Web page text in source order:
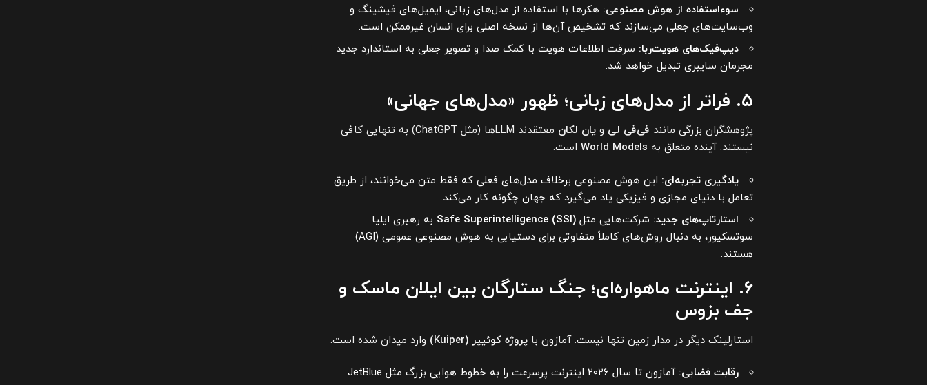
سوءاستفاده از هوش مصنوعی: هکرها با استفاده از مدل‌های زبانی، ایمیل‌های فیشینگ و
وب‌سایت‌های جعلی می‌سازند که تشخیص آن‌ها از نسخه اصلی برای انسان غیرممکن است.
دیپ‌فیک‌های هویت‌ربا: سرقت اطلاعات هویت با کمک صدا و تصویر جعلی به استاندارد جدید
مجرمان سایبری تبدیل خواهد شد.
۵. فراتر از مدل‌های زبانی؛ ظهور «مدل‌های جهانی»
پژوهشگران بزرگی مانند فی‌فی لی و یان لکان
معتقدند LLMها (مثل ChatGPT) به تنهایی کافی
نیستند. آینده متعلق به World Models است.
یادگیری تجربه‌ای: این هوش مصنوعی برخلاف مدل‌های فعلی که فقط متن می‌خوانند، از طریق
تعامل با دنیای مجازی و فیزیکی یاد می‌گیرد که جهان چگونه کار می‌کند.
استارتاپ‌های جدید: شرکت‌هایی مثل Safe Superintelligence (SSI) به رهبری ایلیا
سوتسکیور، به دنبال روش‌های کاملاً متفاوتی برای دستیابی به هوش مصنوعی عمومی (AGI)
هستند.
۶. اینترنت ماهواره‌ای؛ جنگ ستارگان بین ایلان ماسک و
جف بزوس
استارلینک دیگر در مدار زمین تنها نیست. آمازون با پروژه کوئیپر (Kuiper) وارد میدان شده است.
رقابت فضایی:
آمازون تا سال ۲۰۲۶ اینترنت پرسرعت را به خطوط هوایی بزرگ مثل JetBlue